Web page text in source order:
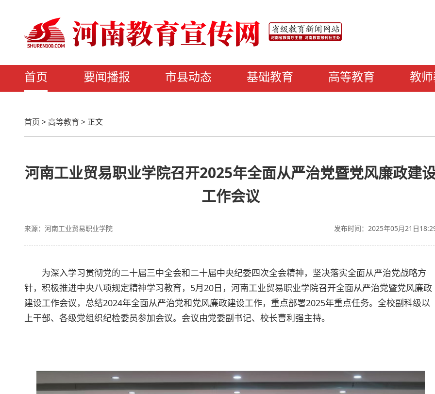
首页 要闻播报 市县动态 基础教育 高等教育 教
首页 > 高等教育 > 正文
河南工业贸易职业学院召开2025年全面从严治党暨党风廉政建
工作会议
发布时间：2025年05月21日
来源：河南工业贸易职业学院
为深入学习贯彻党的二十届三中全会和二十届中央纪委四次全会精神，坚决落实全面从严治党战略方
针，积极推进中央八项规定精神学习教育，5月20日，河南工业贸易职业学院召开全面从严治党暨党风廉政
建设工作会议，总结2024年全面从严治党和党风廉政建设工作，重点部署2025年重点任务。全校副科级以
上干部、各级党组织纪检委员参加会议。会议由党委副书记、校长曹利强主持。